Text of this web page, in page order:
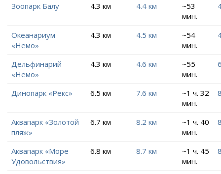
Зоопарк Балу 4.3 км 4.4 км
~53
мин.
Океанариум
«Немо»
4.3 км 4.5 км
~54
мин.
Дельфинарий
«Немо»
4.3 км 4.6 км
~55
мин.
Динопарк «Рекс» 6.5 км 7.6 км
~1 ч. 32
мин.
Аквапарк «Золотой
пляж»
6.7 км 8.2 км
~1 ч. 40
мин.
Аквапарк «Море
Удовольствия»
6.8 км 8.7 км
~1 ч. 45
мин.